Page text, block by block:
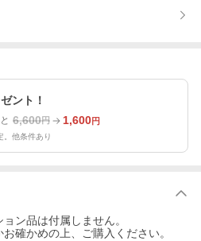
ント！
6,600円 1,600円
。他条件あり
ン品は付属しません。
確かめの上、ご購入ください。